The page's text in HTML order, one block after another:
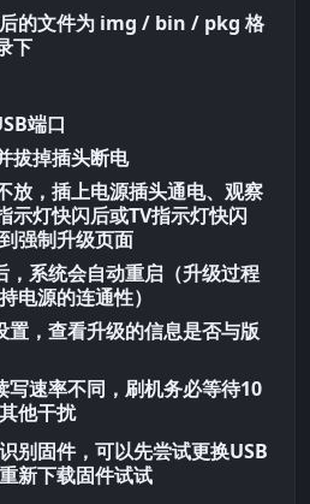
的文件为 img / bin / pkg 格
下
端口
拔掉插头断电
放，插上电源插头通电、观察
示灯快闪后或TV指示灯快闪
强制升级页面
，系统会自动重启（升级过程
电源的连通性）
，查看升级的信息是否与版
写速率不同，刷机务必等待10
他干扰
别固件，可以先尝试更换USB
新下载固件试试